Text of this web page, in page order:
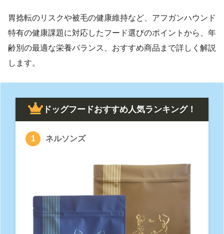
胃捻転のリスクや被毛の健康維持など、アフガンハウンド
特有の健康課題に対応したフード選びのポイントから、年
齢別の最適な栄養バランス、おすすめ商品まで詳しく解説
します。
ドッグフードおすすめ人気ランキング！
ネルソンズ